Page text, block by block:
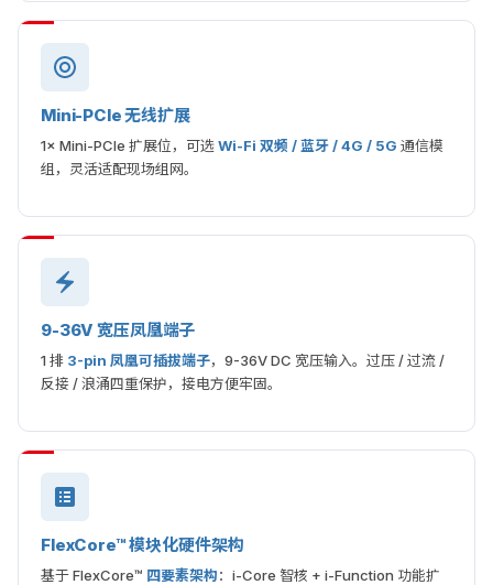
Mini-PCIe 无线扩展
1× Mini-PCIe 扩展位，可选Wi-Fi 双频 / 蓝牙 / 4G / 5G 通信模
组，灵活适配现场组网。
9-36V 宽压凤凰端子
1 排 3-pin 凤凰可插拔端子，9-36V DC 宽压输入。过压 / 过流 /
反接 / 浪涌四重保护，接电方便牢固。
FlexCore™ 模块化硬件架构
基于 FlexCore™ 四要素架构：i-Core 智核 + i-Function 功能扩